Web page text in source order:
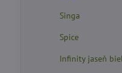
Singa
Spice
Infinity jaseň